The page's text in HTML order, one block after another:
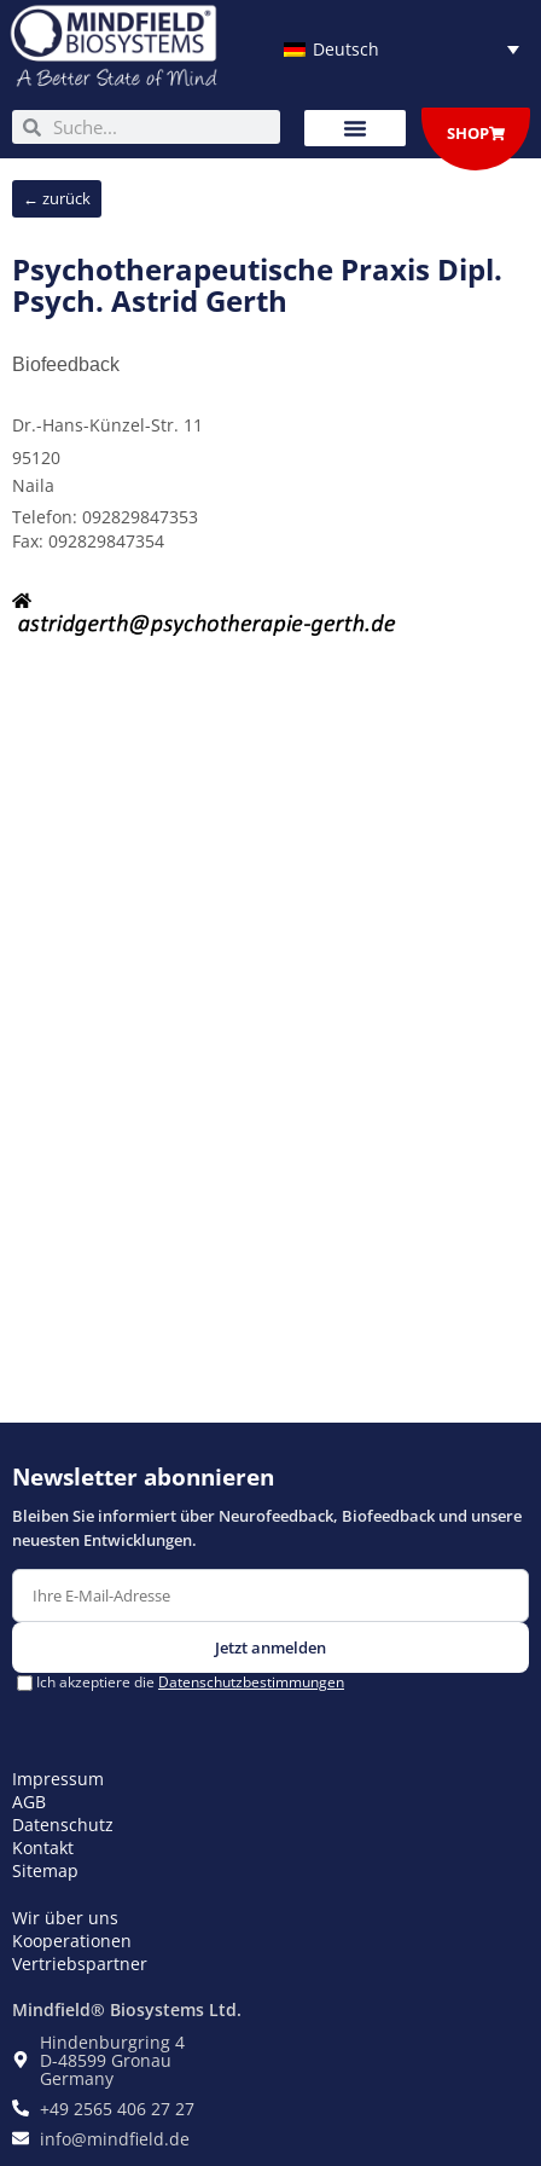
Zum
Inhalt
springen
Deutsch
SucheSuche SHOP
← zurück
Psychotherapeutische Praxis Dipl.
Psych. Astrid Gerth
Biofeedback
Dr.-Hans-Künzel-Str. 11
95120
Naila
Telefon: 092829847353
Fax: 092829847354
Impressum
AGB
Datenschutz
Kontakt
Sitemap
Wir über uns
Kooperationen
Vertriebspartner
Mindfield® Biosystems Ltd.
Hindenburgring 4
D-48599 Gronau
Germany
+49 2565 406 27 27
info@mindfield.de